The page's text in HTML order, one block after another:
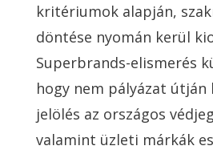
kritériumok alapján,
döntése nyomán kerül
Superbrands-elismerés
hogy nem pályázat útján
jelölés az országos
valamint üzleti márkák